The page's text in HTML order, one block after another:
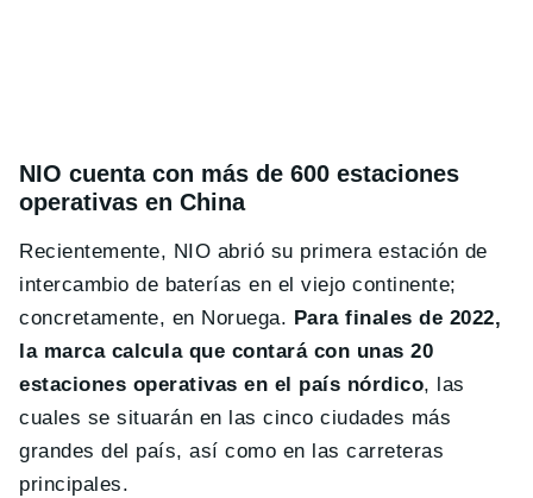
NIO cuenta con más de 600 estaciones
operativas en China
Recientemente, NIO abrió su primera estación de
intercambio de baterías en el viejo continente;
concretamente, en Noruega. Para finales de 2022,
la marca calcula que contará con unas 20
estaciones operativas en el país nórdico, las
cuales se situarán en las cinco ciudades más
grandes del país, así como en las carreteras
principales.